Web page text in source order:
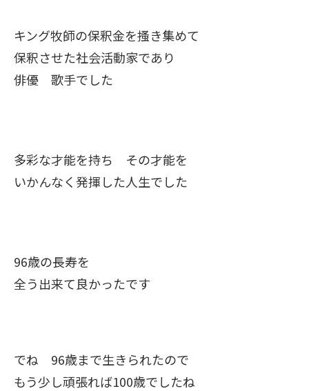
キング牧師の保釈金を搔き集めて
保釈させた社会活動家であり
俳優 歌手でした
多彩な才能を持ち その才能を
いかんなく発揮した人生でした
96歳の長寿を
全う出来て良かったです
でね 96歳まで生きられたので
もう少し頑張れば100歳でしたね